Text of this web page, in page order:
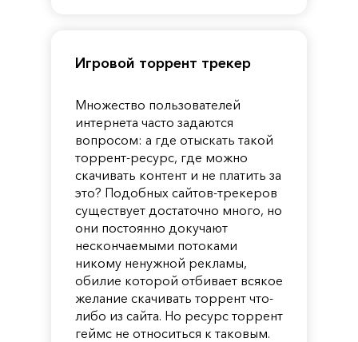
Игровой торрент трекер
Множество пользователей
интернета часто задаются
вопросом: а где отыскать такой
торрент-ресурс, где можно
скачивать контент и не платить за
это? Подобных сайтов-трекеров
существует достаточно много, но
они постоянно докучают
нескончаемыми потоками
никому ненужной рекламы,
обилие которой отбивает всякое
желание скачивать торрент что-
либо из сайта. Но ресурс торрент
геймс не относиться к таковым.